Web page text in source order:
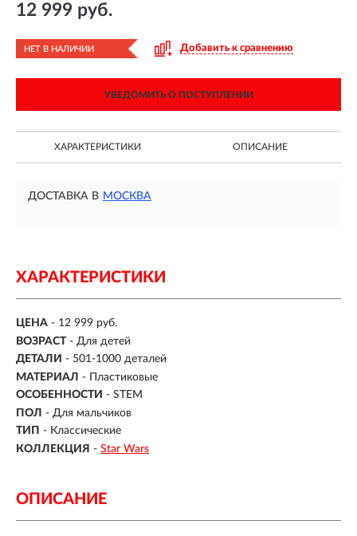
12 999 руб.
НЕТ В НАЛИЧИИ Добавить к сравнению
УВЕДОМИТЬ О ПОСТУПЛЕНИИ
ХАРАКТЕРИСТИКИ ОПИСАНИЕ
ДОСТАВКА В МОСКВА
ХАРАКТЕРИСТИКИ
ЦЕНА - 12 999 руб.
ВОЗРАСТ - Для детей
ДЕТАЛИ - 501-1000 деталей
МАТЕРИАЛ - Пластиковые
ОСОБЕННОСТИ - STEM
ПОЛ - Для мальчиков
ТИП - Классические
КОЛЛЕКЦИЯ - Star Wars
ОПИСАНИЕ